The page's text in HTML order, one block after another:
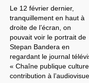
Le 12 février dernier,
tranquillement en haut à
droite de l’écran, on
pouvait voir le portrait de
Stepan Bandera en
regardant le journal
« Chaîne publique
contribution à